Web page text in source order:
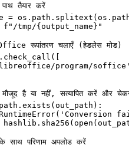
तैयार करें
=
f"/tmp/{output_name}"
रूपांतरण चलाएँ (हेडलेस मोड)
program/
है या नहीं, सत्यापित करें और
साथ परिणाम अपलोड करें